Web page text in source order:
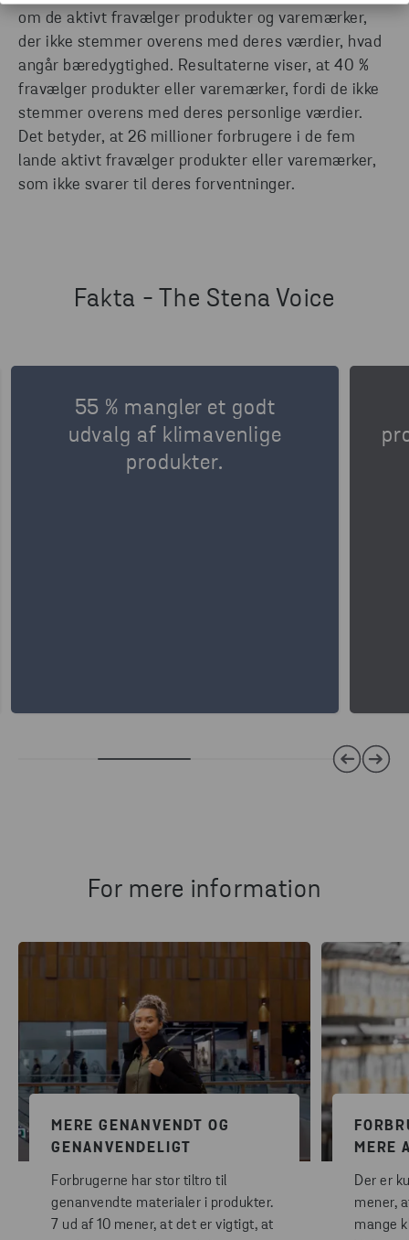
om de aktivt fravælger produkter og varemærker,
der ikke stemmer overens med deres værdier, hvad
angår bæredygtighed. Resultaterne viser, at 40 %
fravælger produkter eller varemærker, fordi de ikke
stemmer overens med deres personlige værdier.
Det betyder, at 26 millioner forbrugere i de fem
lande aktivt fravælger produkter eller varemærker,
som ikke svarer til deres forventninger.
Fakta - The Stena Voice
55 % mangler et godt
udvalg af klimavenlige
produkter.
For mere information
MERE GENANVENDT OG
GENANVENDELIGT
Forbrugerne har stor tiltro til
genanvendte materialer i produkter.
7 ud af 10 mener, at det er vigtigt, at
MERE
Der er
mener,
mange